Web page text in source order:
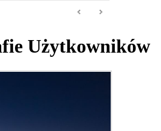
Użytkowników